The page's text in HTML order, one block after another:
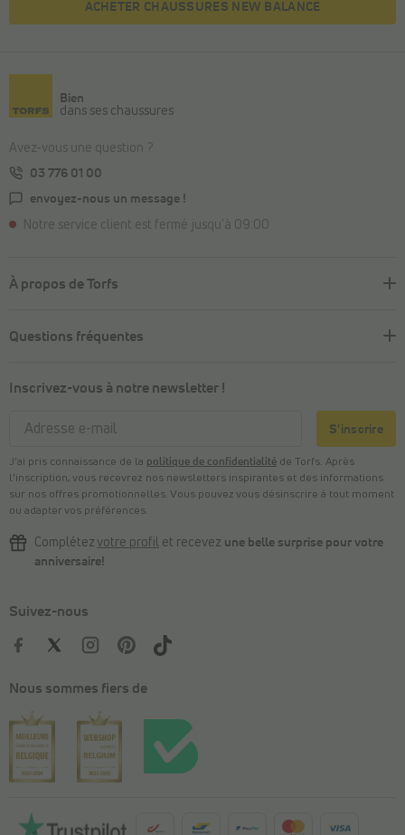
ACHETER CHAUSSURES NEW BALANCE
Bien
dans ses chaussures
Avez-vous une question ?
03 776 01 00
envoyez-nous un message !
Notre service client est fermé jusqu'à 09:00
À propos de Torfs
Questions fréquentes
Inscrivez-vous à notre newsletter !
S'inscrire
J’ai pris connaissance de la politique de confidentialité de Torfs. Après
l’inscription, vous recevrez nos newsletters inspirantes et des informations
sur nos offres promotionnelles. Vous pouvez vous désinscrire à tout moment
ou adapter vos préférences.
Complétez votre profil et recevez une belle surprise pour votre
anniversaire!
Suivez-nous
Nous sommes fiers de